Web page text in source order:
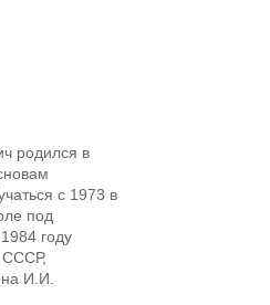
родился в
с 1973 в
под
году
СССР,
И.И.